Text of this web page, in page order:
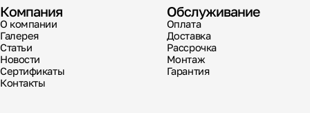
Компания
О компании
Галерея
Статьи
Новости
Сертификаты
Контакты
Обслуживание
Оплата
Доставка
Рассрочка
Монтаж
Гарантия